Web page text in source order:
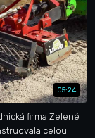
05:24
firma Zelené
celou